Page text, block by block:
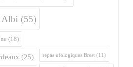
Albi (55)
(18)
(25) repas ufologiques Brest (11)